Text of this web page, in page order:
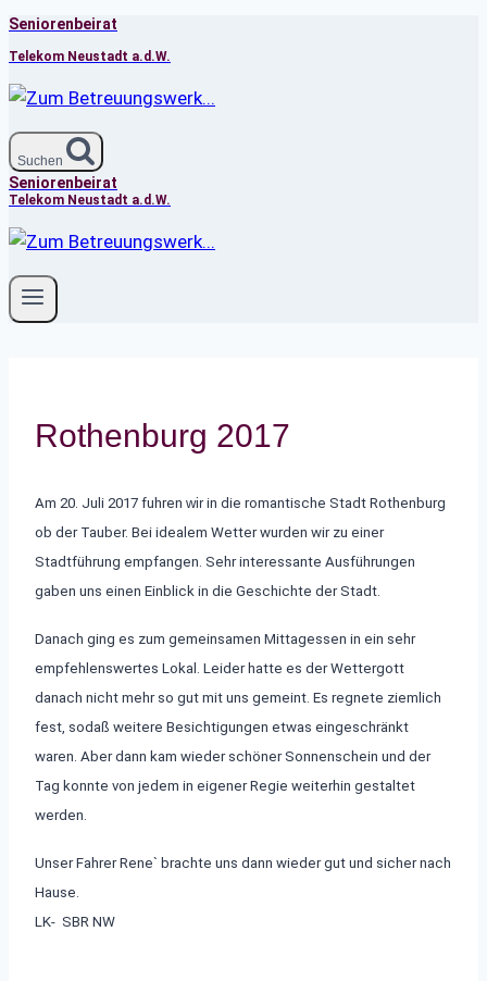
Zum
Inhalt
springen
Seniorenbeirat
Telekom Neustadt a.d.W.
Suchen
Seniorenbeirat
Telekom Neustadt a.d.W.
Rothenburg 2017
Am 20. Juli 2017 fuhren wir in die romantische Stadt Rothenburg
ob der Tauber. Bei idealem Wetter wurden wir zu einer
Stadtführung empfangen. Sehr interessante Ausführungen
gaben uns einen Einblick in die Geschichte der Stadt.
Danach ging es zum gemeinsamen Mittagessen in ein sehr
empfehlenswertes Lokal. Leider hatte es der Wettergott
danach nicht mehr so gut mit uns gemeint. Es regnete ziemlich
fest, sodaß weitere Besichtigungen etwas eingeschränkt
waren. Aber dann kam wieder schöner Sonnenschein und der
Tag konnte von jedem in eigener Regie weiterhin gestaltet
werden.
Unser Fahrer Rene` brachte uns dann wieder gut und sicher nach
Hause.
LK- SBR NW